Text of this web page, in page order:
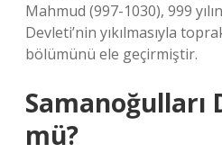
Mahmud (997-1030), 999
Devleti’nin yıkılmasıyla
bölümünü ele geçirmiştir.
Samanoğulları
mü?